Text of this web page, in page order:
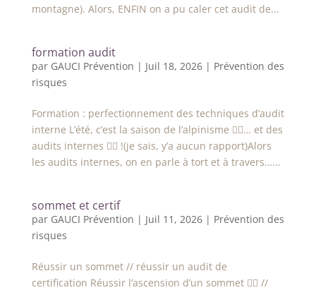
montagne). Alors, ENFIN on a pu caler cet audit de...
formation audit
par GAUCI Prévention | Juil 18, 2026| Prévention des
risques
Formation : perfectionnement des techniques d’audit
interne L’été, c’est la saison de l’alpinisme 🧗‍♀️… et des
audits internes 👷‍♀️ !(je sais, y’a aucun rapport)Alors
les audits internes, on en parle à tort et à travers…...
sommet et certif
par GAUCI Prévention | Juil 11, 2026| Prévention des
risques
Réussir un sommet // réussir un audit de
certification Réussir l’ascension d’un sommet 🧗‍♀️ //